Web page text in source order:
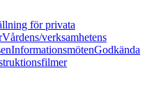
för privata
Vårdens/verksamhetens
InformationsmötenGodkända